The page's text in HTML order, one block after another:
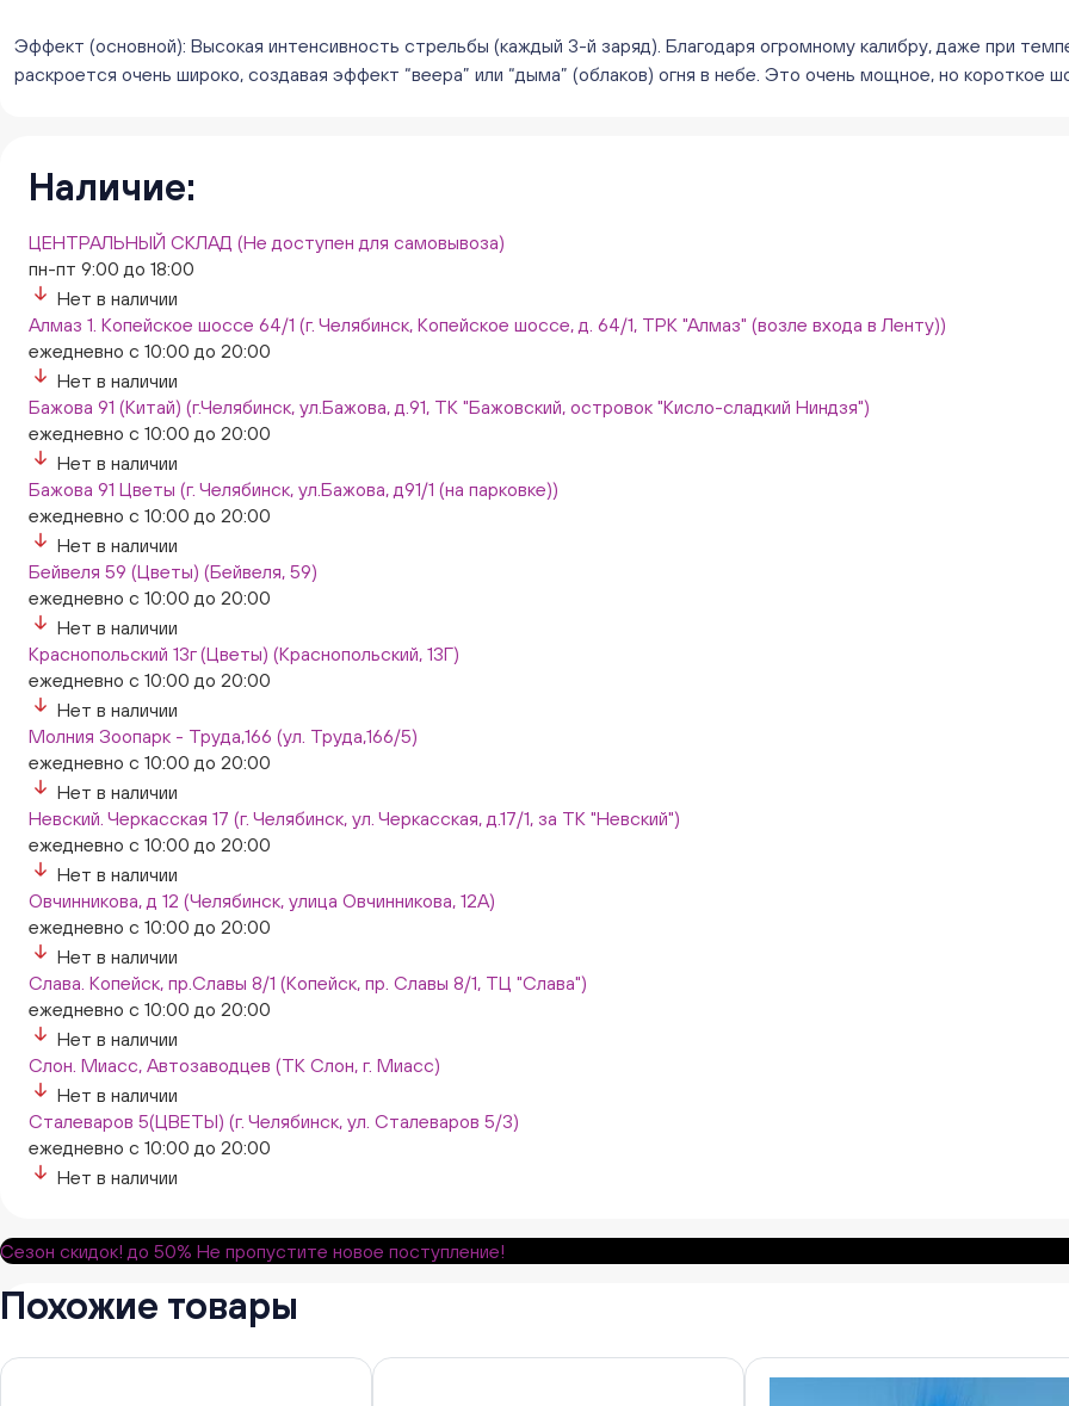
Эффект (основной): Высокая интенсивность стрельбы (каждый 3-й заряд). Благодаря огромному калибру, даже при
раскроется очень широко, создавая эффект “веера” или “дыма” (облаков) огня в небе. Это очень мощное, но короткое
Наличие:
ЦЕНТРАЛЬНЫЙ СКЛАД (Не доступен для самовывоза)
пн-пт 9:00 до 18:00
Нет в наличии
Алмаз 1. Копейское шоссе 64/1 (г. Челябинск, Копейское шоссе, д. 64/1, ТРК "Алмаз" (возле входа в Ленту))
ежедневно с 10:00 до 20:00
Нет в наличии
Бажова 91 (Китай) (г.Челябинск, ул.Бажова, д.91, ТК "Бажовский, островок "Кисло-сладкий Ниндзя")
ежедневно с 10:00 до 20:00
Нет в наличии
Бажова 91 Цветы (г. Челябинск, ул.Бажова, д91/1 (на парковке))
ежедневно с 10:00 до 20:00
Нет в наличии
Бейвеля 59 (Цветы) (Бейвеля, 59)
ежедневно с 10:00 до 20:00
Нет в наличии
Краснопольский 13г (Цветы) (Краснопольский, 13Г)
ежедневно с 10:00 до 20:00
Нет в наличии
Молния Зоопарк - Труда,166 (ул. Труда,166/5)
ежедневно с 10:00 до 20:00
Нет в наличии
Невский. Черкасская 17 (г. Челябинск, ул. Черкасская, д.17/1, за ТК "Невский")
ежедневно с 10:00 до 20:00
Нет в наличии
Овчинникова, д 12 (Челябинск, улица Овчинникова, 12А)
ежедневно с 10:00 до 20:00
Нет в наличии
Слава. Копейск, пр.Славы 8/1 (Копейск, пр. Славы 8/1, ТЦ "Слава")
ежедневно с 10:00 до 20:00
Нет в наличии
Слон. Миасс, Автозаводцев (ТК Слон, г. Миасс)
Нет в наличии
Сталеваров 5(ЦВЕТЫ) (г. Челябинск, ул. Сталеваров 5/3)
ежедневно с 10:00 до 20:00
Нет в наличии
Сезон скидок! до 50% Не пропустите новое поступление!
Похожие товары